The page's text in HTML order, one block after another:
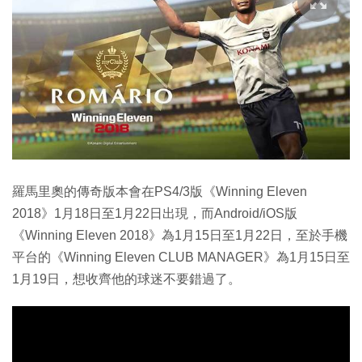
羅馬里奧的傳奇版本會在PS4/3版《Winning Eleven
2018》1月18日至1月22日出現，而Android/iOS版
《Winning Eleven 2018》為1月15日至1月22日，至於手機
平台的《Winning Eleven CLUB MANAGER》為1月15日至
1月19日，想收齊他的球迷不要錯過了。